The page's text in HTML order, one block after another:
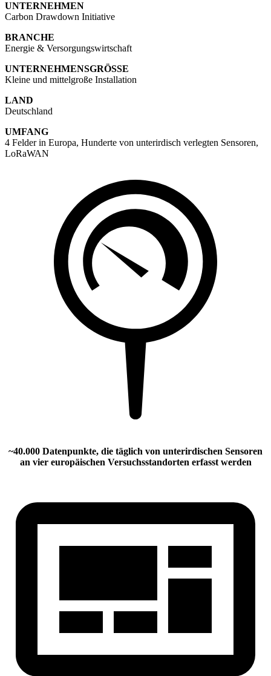
UNTERNEHMEN
Carbon Drawdown Initiative
BRANCHE
Energie & Versorgungswirtschaft
UNTERNEHMENSGRÖSSE
Kleine und mittelgroße Installation
LAND
Deutschland
UMFANG
4 Felder in Europa, Hunderte von unterirdisch verlegten Sensoren,
LoRaWAN
~40.000 Datenpunkte, die täglich von unterirdischen Sensoren
an vier europäischen Versuchsstandorten erfasst werden